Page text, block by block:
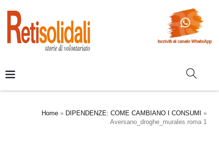
Home » DIPENDENZE: COME CAMBIANO I CONSUMI
»
Aversano_droghe_murales roma 1